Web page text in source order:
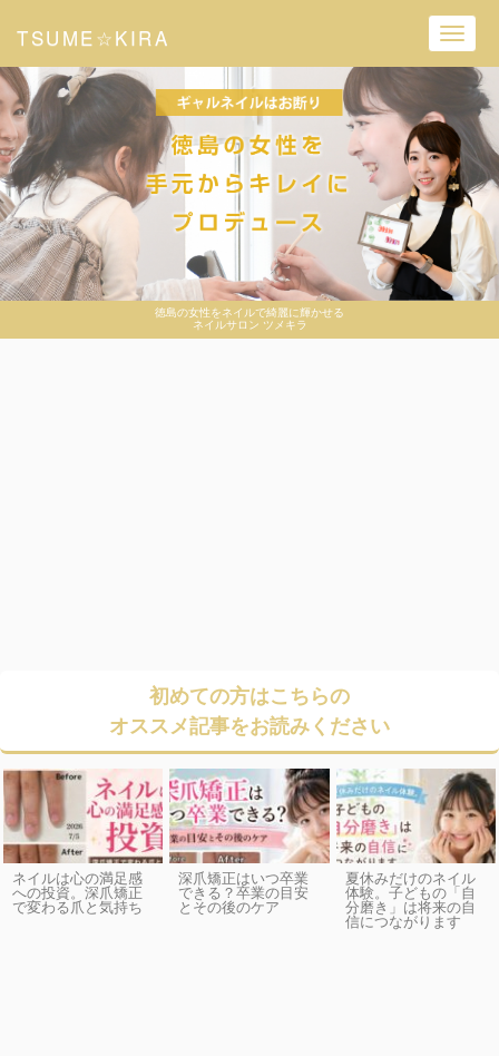
徳島の女性をネイルで綺麗に輝かせる
ネイルサロン ツメキラ
TSUME☆KIRA
初めての方はこちらの
オススメ記事をお読みください
ネイルは心の満足感
への投資。深爪矯正
で変わる爪と気持ち
深爪矯正はいつ卒業
できる？卒業の目安
とその後のケア
夏休みだけのネイル
体験。子どもの「自
分磨き」は将来の自
信につながります